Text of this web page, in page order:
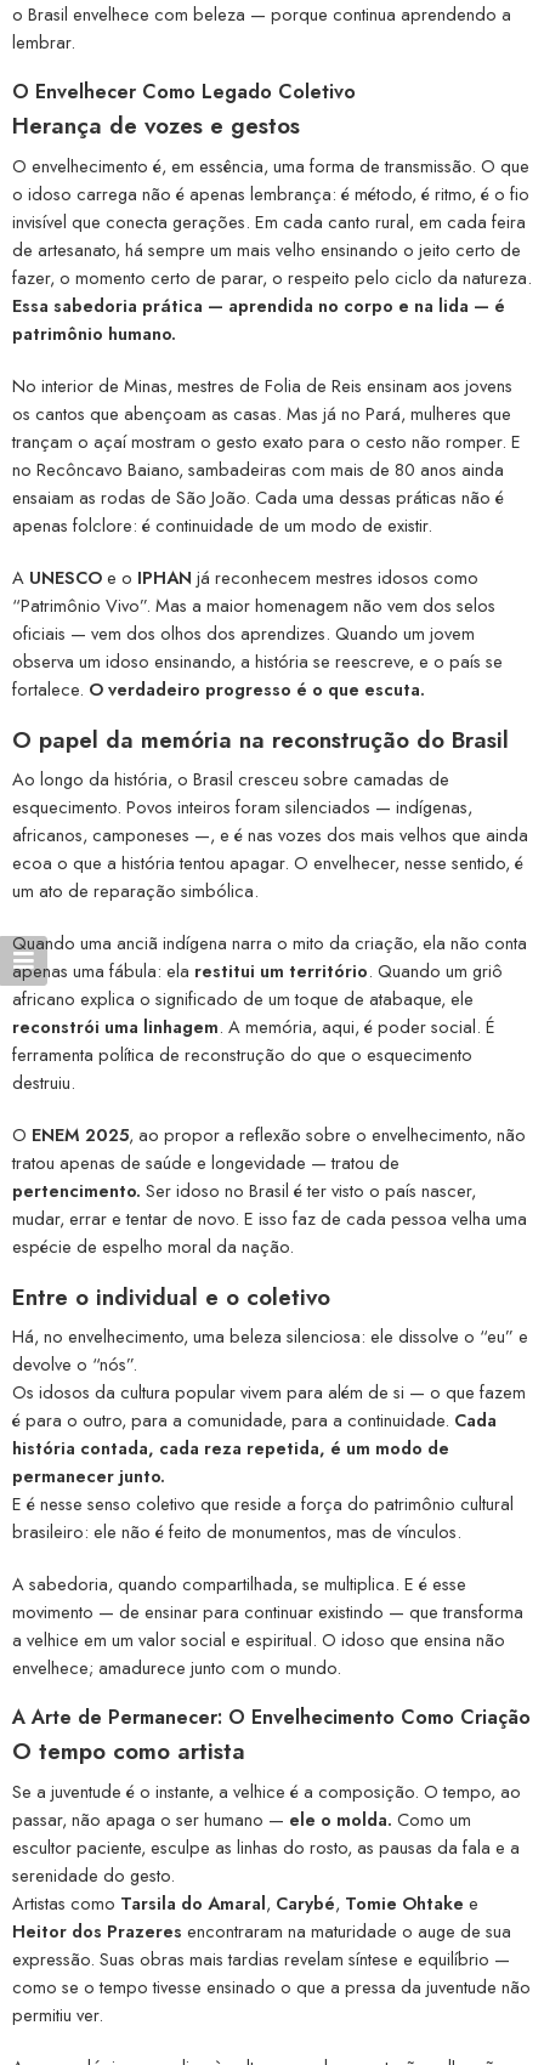
o Brasil envelhece com beleza — porque continua aprendendo a
lembrar.
O Envelhecer Como Legado Coletivo
Herança de vozes e gestos
O envelhecimento é, em essência, uma forma de transmissão. O que
o idoso carrega não é apenas lembrança: é método, é ritmo, é o fio
invisível que conecta gerações. Em cada canto rural, em cada feira
de artesanato, há sempre um mais velho ensinando o jeito certo de
fazer, o momento certo de parar, o respeito pelo ciclo da natureza.
Essa sabedoria prática — aprendida no corpo e na lida — é
patrimônio humano.
No interior de Minas, mestres de Folia de Reis ensinam aos jovens
os cantos que abençoam as casas. Mas já no Pará, mulheres que
trançam o açaí mostram o gesto exato para o cesto não romper. E
no Recôncavo Baiano, sambadeiras com mais de 80 anos ainda
ensaiam as rodas de São João. Cada uma dessas práticas não é
apenas folclore: é continuidade de um modo de existir.
A UNESCOe o IPHAN já reconhecem mestres idosos como
“Patrimônio Vivo”. Mas a maior homenagem não vem dos selos
oficiais — vem dos olhos dos aprendizes. Quando um jovem
observa um idoso ensinando, a história se reescreve, e o país se
fortalece. O verdadeiro progresso é o que escuta.
O papel da memória na reconstrução do Brasil
Ao longo da história, o Brasil cresceu sobre camadas de
esquecimento. Povos inteiros foram silenciados — indígenas,
africanos, camponeses —, e é nas vozes dos mais velhos que ainda
ecoa o que a história tentou apagar. O envelhecer, nesse sentido, é
um ato de reparação simbólica.
Quando uma anciã indígena narra o mito da criação, ela não conta
apenas uma fábula: ela restitui um território. Quando um griô
africano explica o significado de um toque de atabaque, ele
reconstrói uma linhagem. A memória, aqui, é poder social. É
ferramenta política de reconstrução do que o esquecimento
destruiu.
O ENEM 2025, ao propor a reflexão sobre o envelhecimento, não
tratou apenas de saúde e longevidade — tratou de
pertencimento. Ser idoso no Brasil é ter visto o país nascer,
mudar, errar e tentar de novo. E isso faz de cada pessoa velha uma
espécie de espelho moral da nação.
Entre o individual e o coletivo
Há, no envelhecimento, uma beleza silenciosa: ele dissolve o “eu” e
devolve o “nós”.
Os idosos da cultura popular vivem para além de si — o que fazem
é para o outro, para a comunidade, para a continuidade. Cada
história contada, cada reza repetida, é um modo de
permanecer junto.
E é nesse senso coletivo que reside a força do patrimônio cultural
brasileiro: ele não é feito de monumentos, mas de vínculos.
A sabedoria, quando compartilhada, se multiplica. E é esse
movimento — de ensinar para continuar existindo — que transforma
a velhice em um valor social e espiritual. O idoso que ensina não
envelhece; amadurece junto com o mundo.
A Arte de Permanecer: O Envelhecimento Como Criação
O tempo como artista
Se a juventude é o instante, a velhice é a composição. O tempo, ao
passar, não apaga o ser humano — ele o molda. Como um
escultor paciente, esculpe as linhas do rosto, as pausas da fala e a
serenidade do gesto.
Artistas como Tarsila do Amaral, Carybé, Tomie Ohtake e
Heitor dos Prazeres encontraram na maturidade o auge de sua
expressão. Suas obras mais tardias revelam síntese e equilíbrio —
como se o tempo tivesse ensinado o que a pressa da juventude não
permitiu ver.